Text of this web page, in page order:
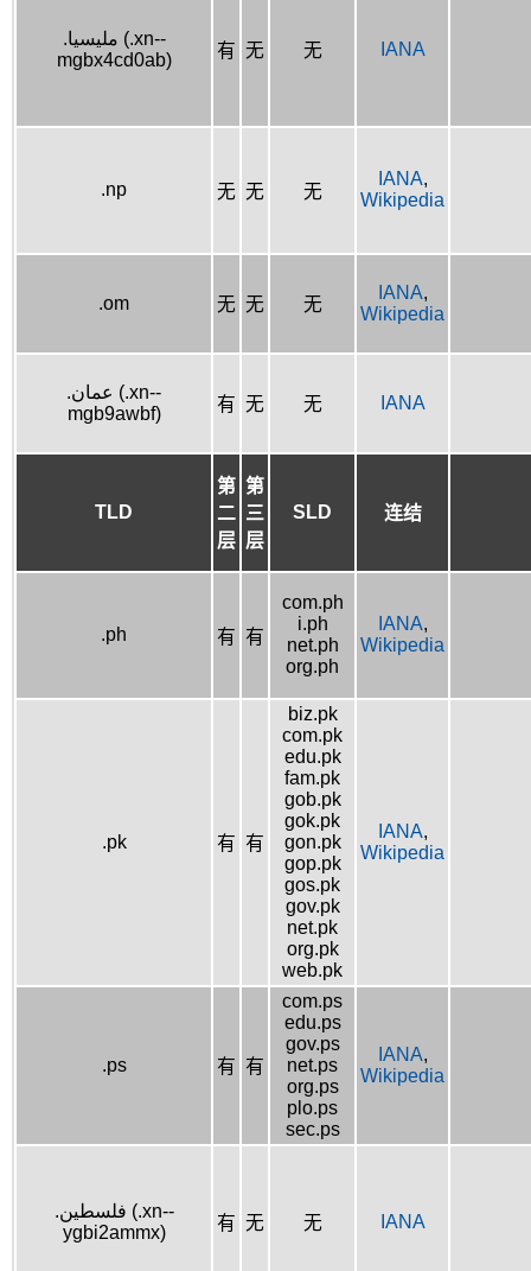
.مليسيا (.xn--
mgbx4cd0ab)
有 无 无 IANA
.np 无 无 无
IANA,
Wikipedia
.om 无 无 无
IANA,
Wikipedia
.عمان (.xn--
mgb9awbf)
有 无 无 IANA
TLD
第
二
层
第
三
层
SLD 连结
.ph 有 有
com.ph
i.ph
net.ph
org.ph
IANA,
Wikipedia
.pk 有 有
biz.pk
com.pk
edu.pk
fam.pk
gob.pk
gok.pk
gon.pk
gop.pk
gos.pk
gov.pk
net.pk
org.pk
web.pk
IANA,
Wikipedia
.ps 有 有
com.ps
edu.ps
gov.ps
net.ps
org.ps
plo.ps
sec.ps
IANA,
Wikipedia
.فلسطين (.xn--
ygbi2ammx)
有 无 无 IANA